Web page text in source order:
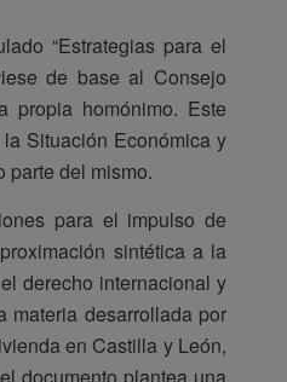
“Estrategias para el
de base al Consejo
homónimo. Este
Situación Económica y
parte del mismo.
para el impulso de
sintética a la
derecho internacional y
desarrollada por
en Castilla y León,
documento plantea una